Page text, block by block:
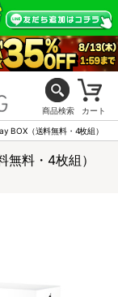
商品検索 カート
BOX（送料無料・4枚組）
料・4枚組）